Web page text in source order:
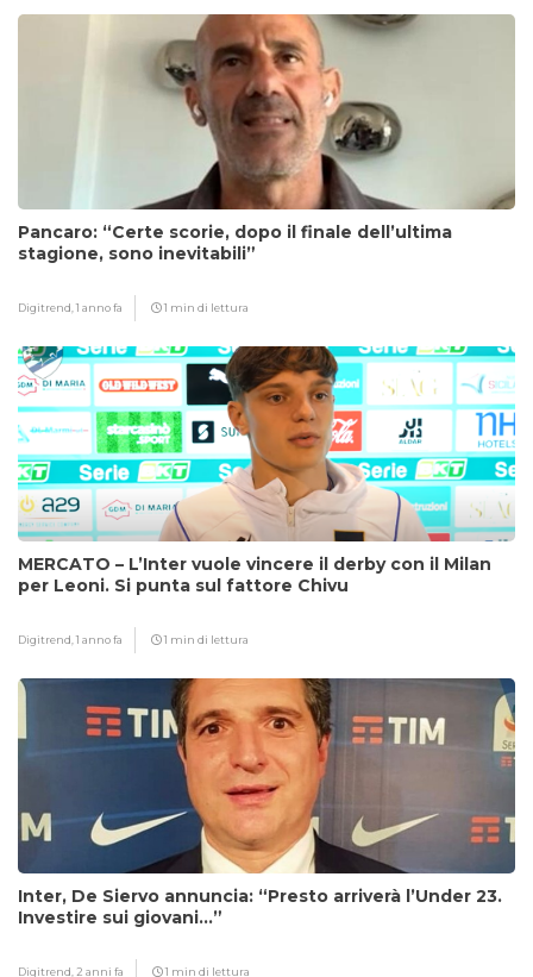
Pancaro: “Certe scorie, dopo il finale dell’ultima
stagione, sono inevitabili”
Digitrend,1 anno fa 1 min di lettura
MERCATO – L’Inter vuole vincere il derby con il Milan
per Leoni. Si punta sul fattore Chivu
Digitrend,1 anno fa 1 min di lettura
Inter, De Siervo annuncia: “Presto arriverà l’Under 23.
Investire sui giovani…”
Digitrend, 2 anni fa 1 min di lettura